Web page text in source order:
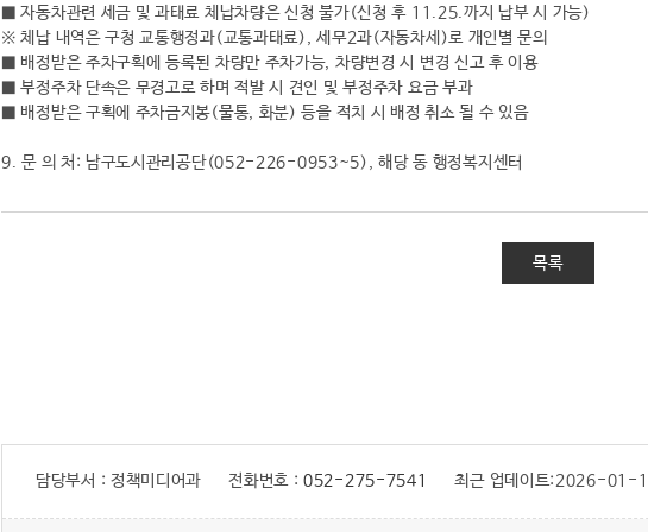
■ 자동차관련 세금 및 과태료 체납차량은 신청 불가(신청 후 11.25.까지 납부 시 가능)
※ 체납 내역은 구청 교통행정과(교통과태료), 세무2과(자동차세)로 개인별 문의
■ 배정받은 주차구획에 등록된 차량만 주차가능, 차량변경 시 변경 신고 후 이용
■ 부정주차 단속은 무경고로 하며 적발 시 견인 및 부정주차 요금 부과
■ 배정받은 구획에 주차금지봉(물통, 화분) 등을 적치 시 배정 취소 될 수 있음
9. 문 의 처: 남구도시관리공단(052-226-0953~5), 해당 동 행정복지센터
목록
담당부서 : 정책미디어과 전화번호 :052-275-7541 최근 업데이트:2026-01-